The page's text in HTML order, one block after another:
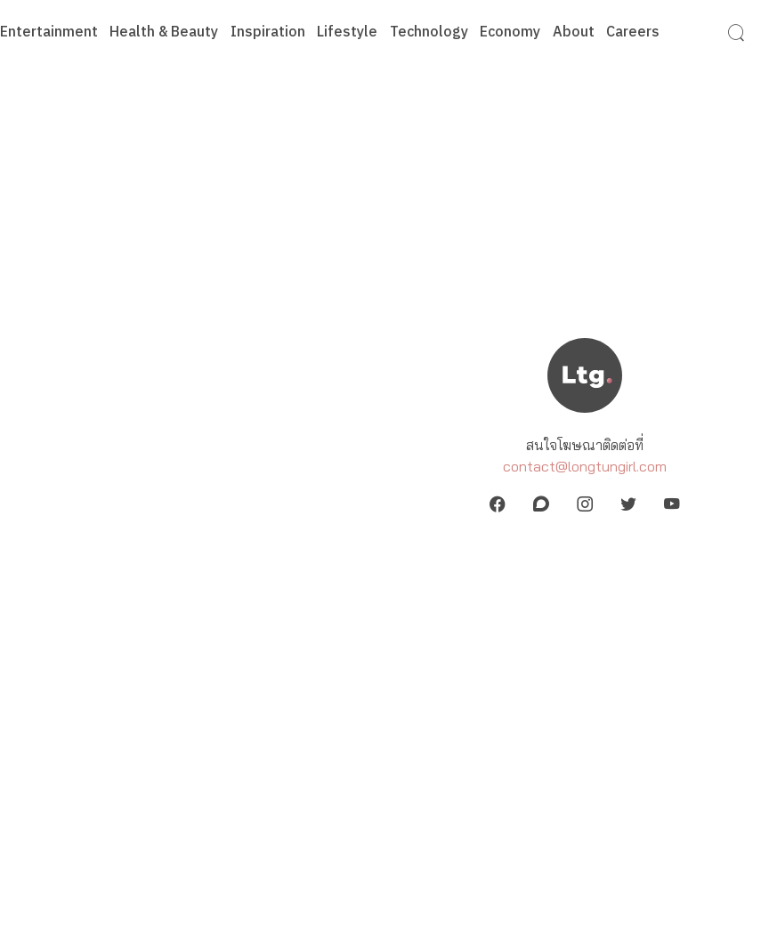
Entertainment Health & Beauty Inspiration Lifestyle Technology Economy About Careers
สนใจโฆษณาติดต่อที่
contact@longtungirl.com